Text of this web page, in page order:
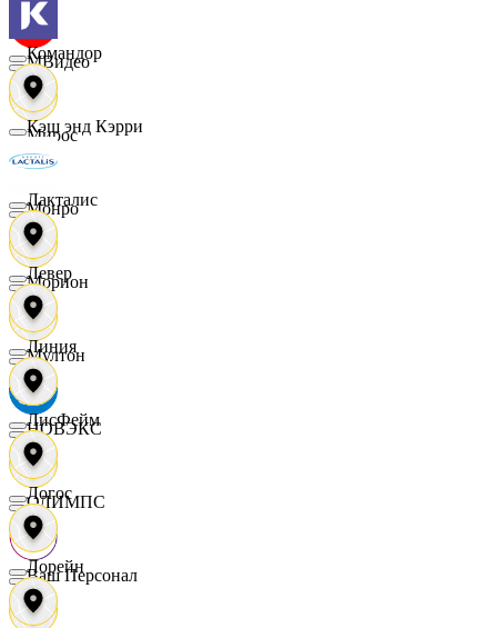
МВидео
Мирос
Монро
Морион
Мултон
НОВЭКС
ОЛИМПС
Ваш Персонал
Командор
Кэш энд Кэрри
Лакталис
Левер
Линия
ЛисФейм
Логос
Лорейн